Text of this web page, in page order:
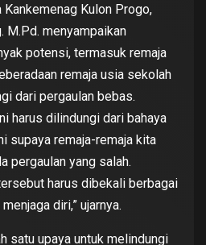
Kankemenag Kulon Progo,
M.Pd. menyampaikan
potensi, termasuk remaja
remaja usia sekolah
dari pergaulan bebas.
harus dilindungi dari bahaya
supaya remaja-remaja kita
pergaulan yang salah.
harus dibekali berbagai
diri,” ujarnya.
satu upaya untuk melindungi